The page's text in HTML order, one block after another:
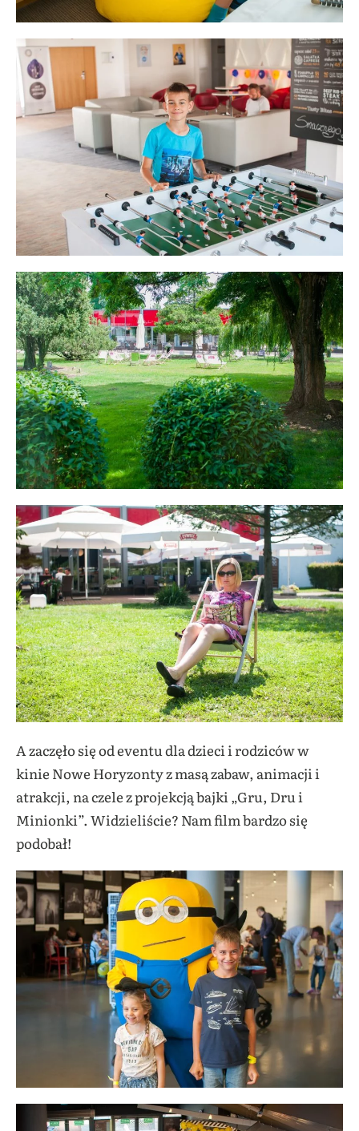
A zaczęło się od eventu dla dzieci i rodziców w
kinie Nowe Horyzonty z masą zabaw, animacji i
atrakcji, na czele z projekcją bajki „Gru, Dru i
Minionki”. Widzieliście? Nam film bardzo się
podobał!